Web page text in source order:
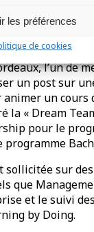
les préférences
de cookies
(BEM
de
l’un de
un post sur
un cours
la « Dream
pour le
programme
sollicitée sur
que
et le suivi
by Doing.